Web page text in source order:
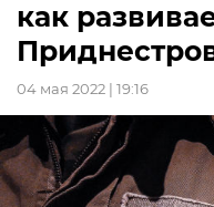
как
04 мая 2022 | 19:16